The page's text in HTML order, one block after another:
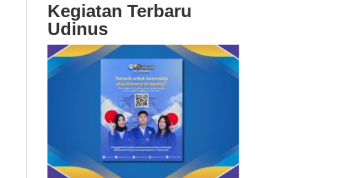
Kegiatan Terbaru
Udinus